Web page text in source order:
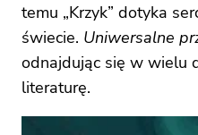
temu „Krzyk” dotyka
świecie. Uniwersalne
odnajdując się w wielu
literaturę.